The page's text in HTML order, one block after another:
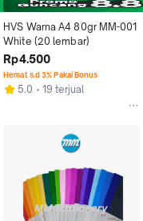
HVS Warna A4 80gr MM-001
White (20 lembar)
Rp4.500
Hemat s.d 3% Pakai Bonus
5.0 19 terjual